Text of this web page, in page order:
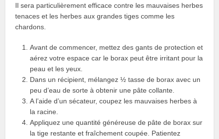
Il sera particulièrement efficace contre les mauvaises herbes
tenaces et les herbes aux grandes tiges comme les
chardons.
Avant de commencer, mettez des gants de protection et
aérez votre espace car le borax peut être irritant pour la
peau et les yeux.
Dans un récipient, mélangez ½ tasse de borax avec un
peu d’eau de sorte à obtenir une pâte collante.
A l’aide d’un sécateur, coupez les mauvaises herbes à
la racine.
Appliquez une quantité généreuse de pâte de borax sur
la tige restante et fraîchement coupée. Patientez